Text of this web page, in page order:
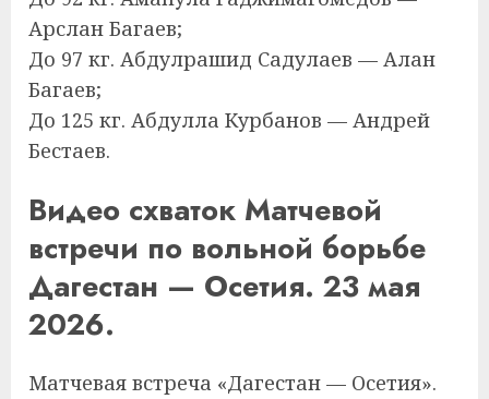
Арслан Багаев;
До 97 кг. Абдулрашид Садулаев — Алан
Багаев;
До 125 кг. Абдулла Курбанов — Андрей
Бестаев.
Видео схваток Матчевой
встречи по вольной борьбе
Дагестан — Осетия. 23 мая
2026.
Матчевая встреча «Дагестан — Осетия».